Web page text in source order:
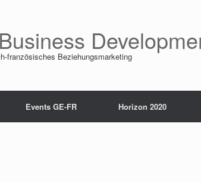
französisches Beziehungsmarketing
Events GE-FR Horizon 2020